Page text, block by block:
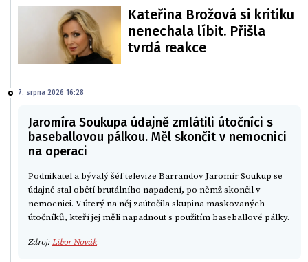
Kateřina Brožová si kritiku
nenechala líbit. Přišla
tvrdá reakce
7. srpna 2026 16:28
Jaromíra Soukupa údajně zmlátili útočníci s
baseballovou pálkou. Měl skončit v nemocnici
na operaci
Podnikatel a bývalý šéf televize Barrandov Jaromír Soukup se
údajně stal obětí brutálního napadení, po němž skončil v
nemocnici. V úterý na něj zaútočila skupina maskovaných
útočníků, kteří jej měli napadnout s použitím baseballové pálky.
Zdroj:Libor Novák